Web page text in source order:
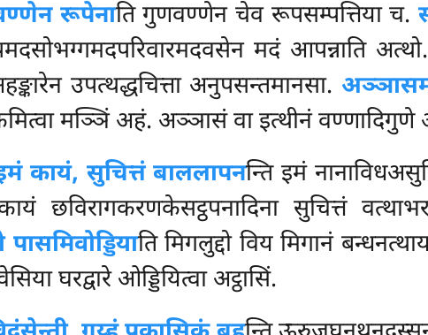
रूपेनाति गुणवण्णेन चेव रूपसम्पत्तिया च.
मदं आपन्नाति अत्थो.
उपत्थद्धचित्ता अनुपसन्तमानसा.
मञ्ञिं अहं. अञ्ञासं वा इत्थीनं
कायं, सुचित्तं बाललापनन्ति इमं
छविरागकरणकेसट्ठपनादिना सुचित्तं
पासमिवोड्डियाति मिगलुद्दो विय मिगानं
घरद्वारे ओड्डियित्वा अट्ठासिं.